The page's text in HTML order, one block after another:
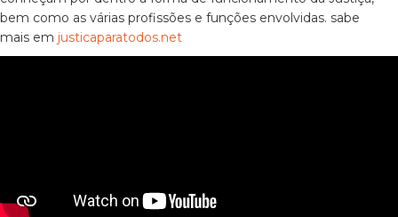
bem como as várias profissões e funções envolvidas. sabe
mais em justicaparatodos.net